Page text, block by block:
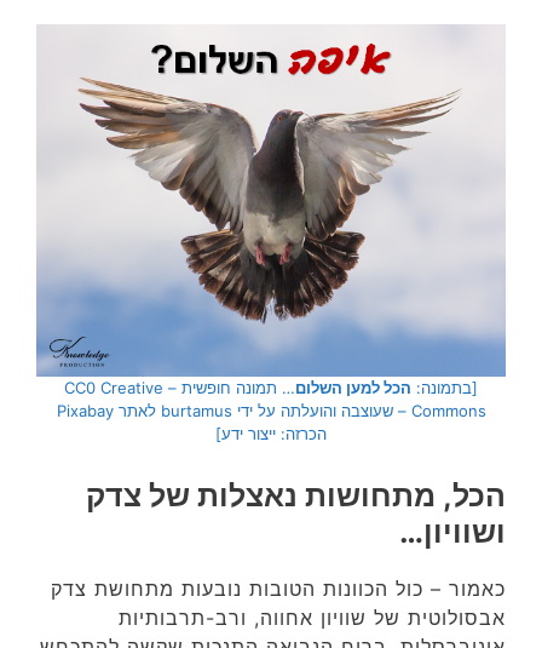
[בתמונה: הכל למען השלום
… תמונה חופשית – CC0 Creative
Commons – שעוצבה והועלתה על ידי burtamus לאתר Pixabay
הכרזה: ייצור ידע]
הכל, מתחושות נאצלות של צדק
ושוויון…
כאמור – כול הכוונות הטובות נובעות מתחושת צדק
אבסולוטית של שוויון אחווה, ורב-תרבותיות